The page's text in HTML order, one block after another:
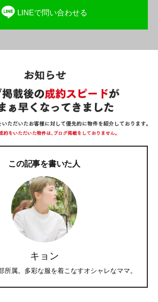
LINEで問い合わせる
この記事を書いた人
キョン
所属。多彩な服を着こなすオシャレなママ。